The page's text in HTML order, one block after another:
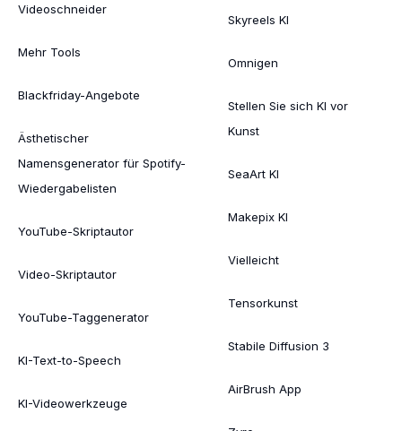
Videoschneider
Mehr Tools
Blackfriday-Angebote
Ästhetischer
Namensgenerator für Spotify-
Wiedergabelisten
YouTube-Skriptautor
Video-Skriptautor
YouTube-Taggenerator
KI-Text-to-Speech
KI-Videowerkzeuge
Skyreels KI
Omnigen
Stellen Sie sich KI vor
Kunst
SeaArt KI
Makepix KI
Vielleicht
Tensorkunst
Stabile Diffusion 3
AirBrush App